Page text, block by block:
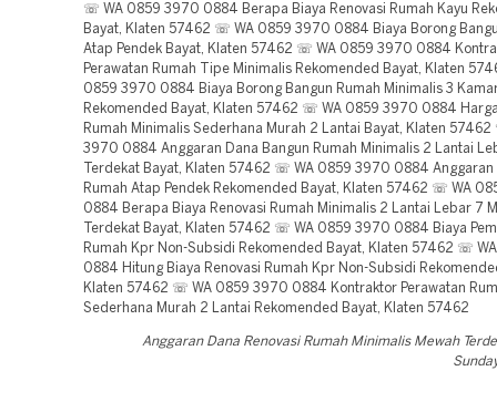
☏ WA 0859 3970 0884 Berapa Biaya Renovasi Rumah Kayu
Bayat, Klaten 57462 ☏ WA 0859 3970 0884 Biaya Borong
Atap Pendek Bayat, Klaten 57462 ☏ WA 0859 3970 0884
Perawatan Rumah Tipe Minimalis Rekomended Bayat, Klaten
0859 3970 0884 Biaya Borong Bangun Rumah Minimalis 3
Rekomended Bayat, Klaten 57462 ☏ WA 0859 3970 0884
Rumah Minimalis Sederhana Murah 2 Lantai Bayat, Klaten
3970 0884 Anggaran Dana Bangun Rumah Minimalis 2 Lantai
Terdekat Bayat, Klaten 57462 ☏ WA 0859 3970 0884 Anggaran
Rumah Atap Pendek Rekomended Bayat, Klaten 57462 ☏ WA
0884 Berapa Biaya Renovasi Rumah Minimalis 2 Lantai Lebar 7
Terdekat Bayat, Klaten 57462 ☏ WA 0859 3970 0884 Biaya
Rumah Kpr Non-Subsidi Rekomended Bayat, Klaten 57462 ☏
0884 Hitung Biaya Renovasi Rumah Kpr Non-Subsidi
Klaten 57462 ☏ WA 0859 3970 0884 Kontraktor Perawatan
Sederhana Murah 2 Lantai Rekomended Bayat, Klaten 57462
Anggaran Dana Renovasi Rumah Minimalis Mewah